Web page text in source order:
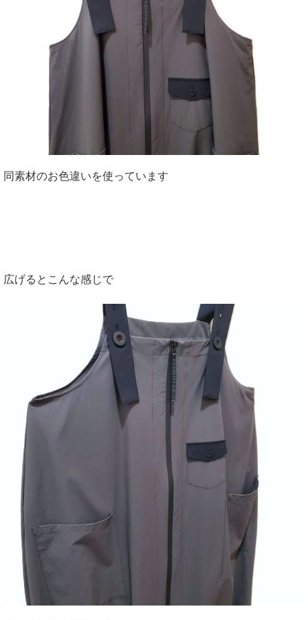
同素材のお色違いを使っています
広げるとこんな感じで